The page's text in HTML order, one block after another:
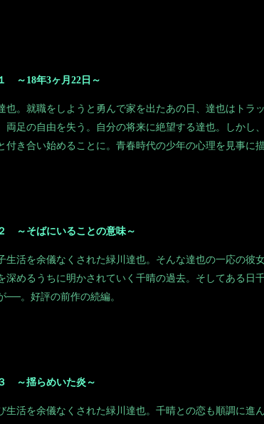
～18年3ヶ月22日～
也。就職をしようと勇んで家を出たあの日、達也はトラ
両足の自由を失う。自分の将来に絶望する達也。しかし
付き合い始めることに。青春時代の少年の心理を見事に
～そばにいることの意味～
生活を余儀なくされた緑川達也。そんな達也の一応の彼
深めるうちに明かされていく千晴の過去。そしてある日千
──。好評の前作の続編。
～揺らめいた炎～
生活を余儀なくされた緑川達也。千晴との恋も順調に進